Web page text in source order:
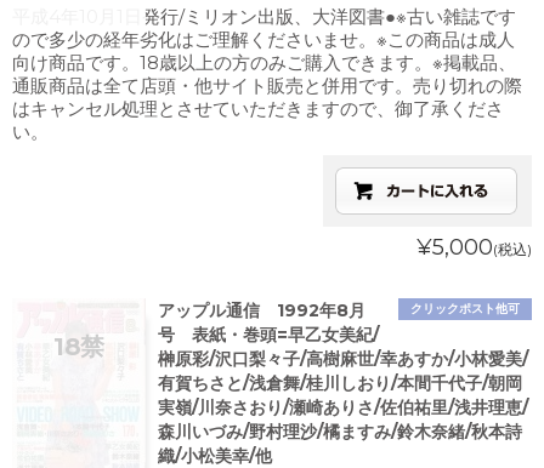
平成4年10月1日発行/ミリオン出版、大洋図書●※古い雑誌です
ので多少の経年劣化はご理解くださいませ。※この商品は成人
向け商品です。18歳以上の方のみご購入できます。※掲載品、
通販商品は全て店頭・他サイト販売と併用です。売り切れの際
はキャンセル処理とさせていただきますので、御了承くださ
い。
¥5,000(税込)
クリックポスト他可
アップル通信 1992年8月
号 表紙・巻頭=早乙女美紀/
榊原彩/沢口梨々子/高樹麻世/幸あすか/小林愛美/
有賀ちさと/浅倉舞/桂川しおり/本間千代子/朝岡
実嶺/川奈さおり/瀬崎ありさ/佐伯祐里/浅井理恵/
森川いづみ/野村理沙/橘ますみ/鈴木奈緒/秋本詩
織/小松美幸/他